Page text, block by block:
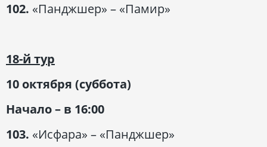
102. «Панджшер» – «Памир»
18-й тур
10 октября (суббота)
Начало – в 16:00
103. «Исфара» – «Панджшер»